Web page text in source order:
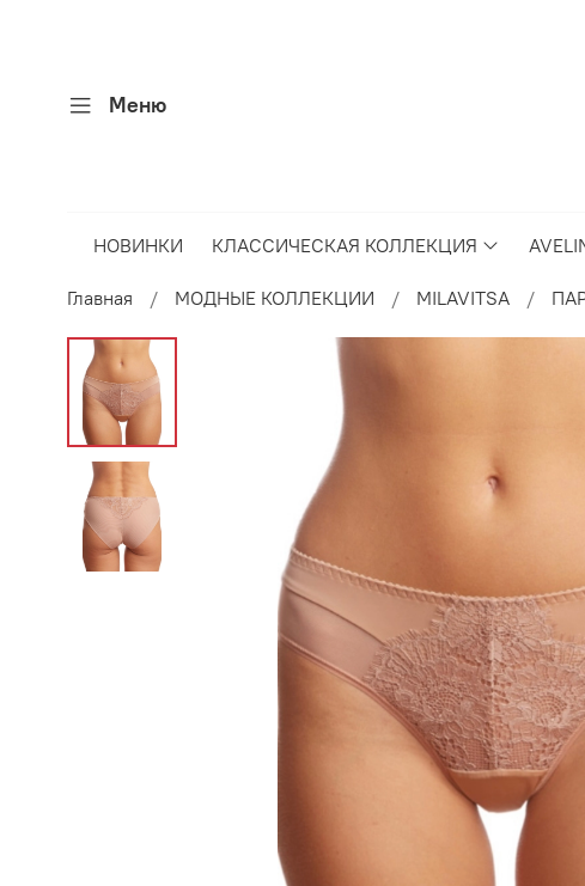
Меню
НОВИНКИ КЛАССИЧЕСКАЯ КОЛЛЕКЦИЯ
Главная МОДНЫЕ КОЛЛЕКЦИИ MILAVITSA